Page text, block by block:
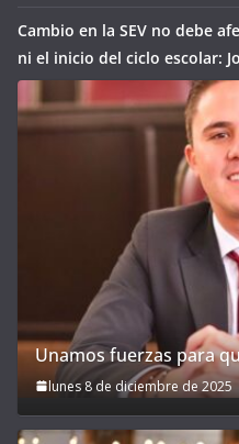
Cambio en la SEV no debe
ni el inicio del ciclo escolar:
Unamos fuerzas para
lunes 8 de diciembre de 2025